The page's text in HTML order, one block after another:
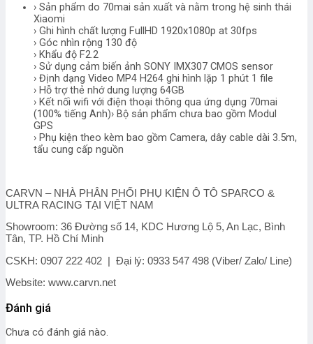
› Sản phẩm do 70mai sản xuất và nằm trong hệ sinh thái
Xiaomi
› Ghi hình chất lượng FullHD 1920x1080p at 30fps
› Góc nhìn rộng 130 độ
› Khẩu độ F2.2
› Sử dụng cảm biến ảnh SONY IMX307 CMOS sensor
› Định dạng Video MP4 H264 ghi hình lặp 1 phút 1 file
› Hỗ trợ thẻ nhớ dung lượng 64GB
› Kết nối wifi với điện thoại thông qua ứng dụng 70mai
(100% tiếng Anh)› Bộ sản phẩm chưa bao gồm Modul
GPS
› Phụ kiện theo kèm bao gồm Camera, dây cable dài 3.5m,
tẩu cung cấp nguồn
CARVN – NHÀ PHÂN PHỐI PHỤ KIỆN Ô TÔ SPARCO &
ULTRA RACING TẠI VIỆT NAM
Showroom: 36 Đường số 14, KDC Hương Lộ 5, An Lạc, Bình
Tân, TP. Hồ Chí Minh
CSKH: 0907 222 402 | Đại lý: 0933 547 498 (Viber/ Zalo/ Line)
Website: www.carvn.net
Đánh giá
Chưa có đánh giá nào.